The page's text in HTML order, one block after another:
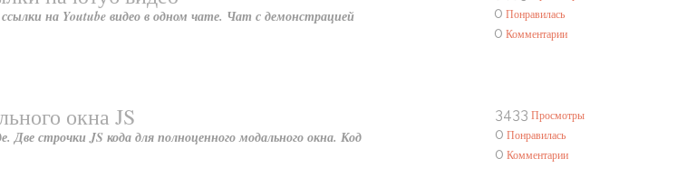
на Youtube видео в одном чате. Чат с демонстрацией
0 Понравилась
0 Комментарии
окна JS
строчки JS кода для полноценного модального окна. Код
3433 Просмотры
0 Понравилась
0 Комментарии